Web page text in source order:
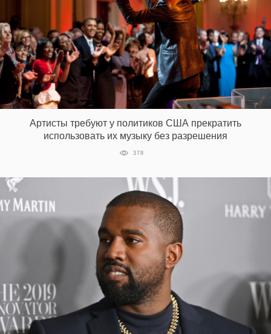
Артисты требуют у политиков США прекратить
использовать их музыку без разрешения
378